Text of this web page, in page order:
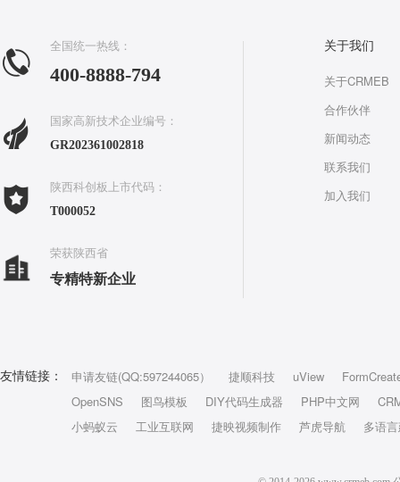
全国统一热线：
400-8888-794
国家高新技术企业编号：
GR202361002818
陕西科创板上市代码：
T000052
荣获陕西省
专精特新企业
关于我们
关于CRMEB
合作伙伴
新闻动态
联系我们
加入我们
友情链接： 申请友链(QQ:597244065） 捷顺科技 uView
OpenSNS
图鸟模板 DIY代码生成器 PHP中文网
小蚂蚁云
工业互联网 捷映视频制作 芦虎导航 多语